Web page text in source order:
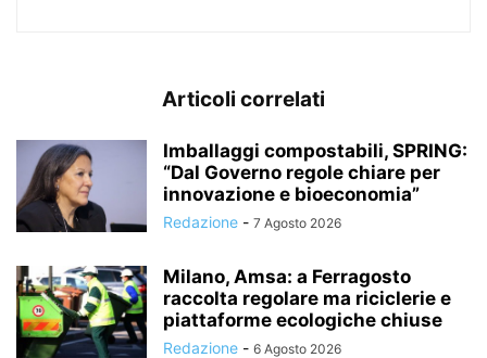
Articoli correlati
Imballaggi compostabili, SPRING:
“Dal Governo regole chiare per
innovazione e bioeconomia”
Redazione - 7 Agosto 2026
Milano, Amsa: a Ferragosto
raccolta regolare ma riciclerie e
piattaforme ecologiche chiuse
Redazione - 6 Agosto 2026